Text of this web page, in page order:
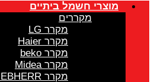
מוצרי חשמל ביתיים
מקררים
מקרר LG
מקרר Haier
מקרר beko
מקרר Midea
מקרר LIEBHERR